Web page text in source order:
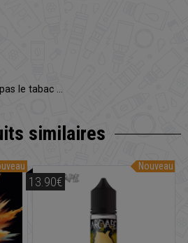
le tabac ...
similaires
Nouveau
13.90€